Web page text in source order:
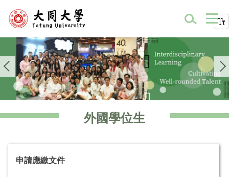
外國學位生
申請應繳文件